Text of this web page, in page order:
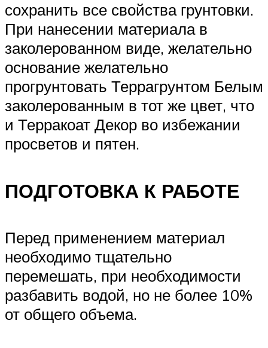
сохранить все свойства грунтовки.
При нанесении материала в
заколерованном виде, желательно
основание желательно
прогрунтовать Террагрунтом Белым
заколерованным в тот же цвет, что
и Терракоат Декор во избежании
просветов и пятен.
ПОДГОТОВКА К РАБОТЕ
Перед применением материал
необходимо тщательно
перемешать, при необходимости
разбавить водой, но не более 10%
от общего объема.